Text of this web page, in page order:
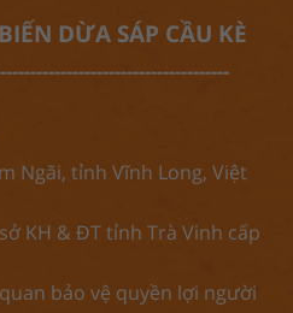
DỪA SÁP CẦU KÈ
Ngãi, tỉnh Vĩnh Long, Việt
KH & ĐT tỉnh Trà Vinh cấp
bảo vệ quyền lợi người